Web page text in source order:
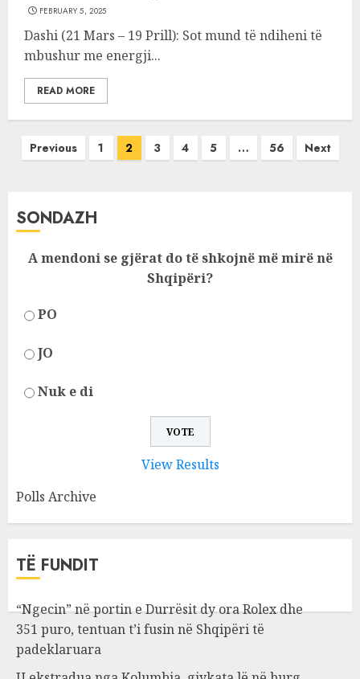
FEBRUARY 5, 2025
Dashi (21 Mars – 19 Prill): Sot mund të ndiheni të
mbushur me energji...
READ MORE
Posts
Previous 1 2 3 4 5 … 56 Next
SONDAZH
A mendoni se gjërat do të shkojnë më mirë në
Shqipëri?
PO
JO
Nuk e di
View Results
Polls Archive
TË FUNDIT
“Ngecin” në portin e Durrësit dy ora Rolex dhe
351 puro, tentuan t’i fusin në Shqipëri të
padeklaruara